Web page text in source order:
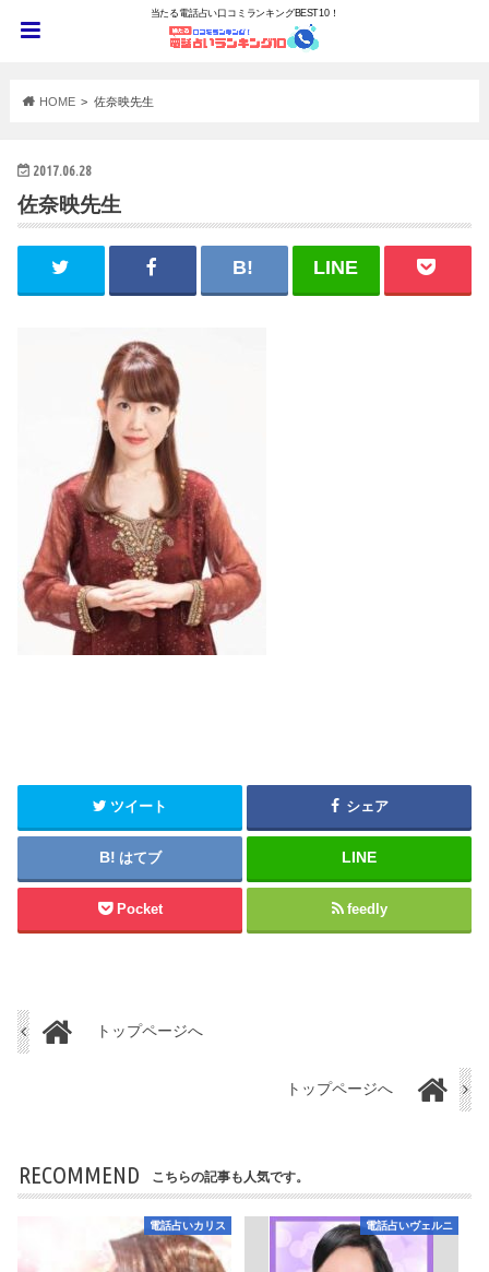
当たる電話占い口コミランキングBEST10！
HOME 佐奈映先生
2017.06.28
佐奈映先生
ツイート シェア
はてブ
Pocket feedly
トップページへ
トップページへ
RECOMMEND こちらの記事も人気です。
電話占いカリス 電話占いヴェルニ